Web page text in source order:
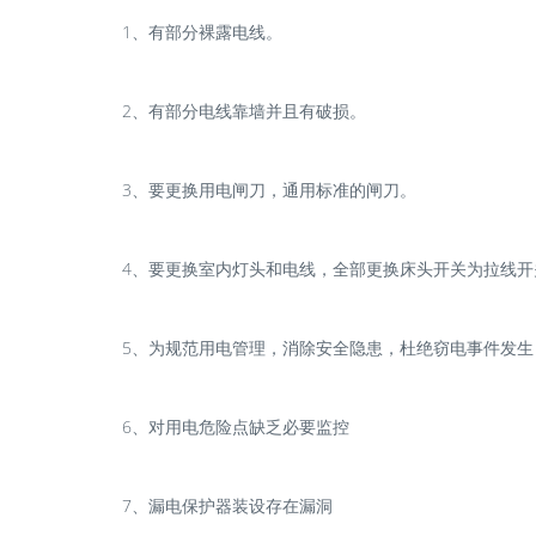
1、有部分裸露电线。
2、有部分电线靠墙并且有破损。
3、要更换用电闸刀，通用标准的闸刀。
4、要更换室内灯头和电线，全部更换床头开关为拉线
5、为规范用电管理，消除安全隐患，杜绝窃电事件发
6、对用电危险点缺乏必要监控
7、漏电保护器装设存在漏洞